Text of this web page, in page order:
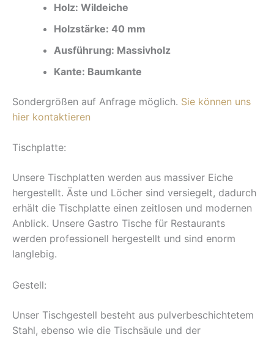
Holz: Wildeiche
Holzstärke: 40 mm
Ausführung: Massivholz
Kante: Baumkante
Sondergrößen auf Anfrage möglich. Sie können uns
hier kontaktieren
Tischplatte:
Unsere Tischplatten werden aus massiver Eiche
hergestellt. Äste und Löcher sind versiegelt, dadurch
erhält die Tischplatte einen zeitlosen und modernen
Anblick. Unsere Gastro Tische für Restaurants
werden professionell hergestellt und sind enorm
langlebig.
Gestell:
Unser Tischgestell besteht aus pulverbeschichtetem
Stahl, ebenso wie die Tischsäule und der